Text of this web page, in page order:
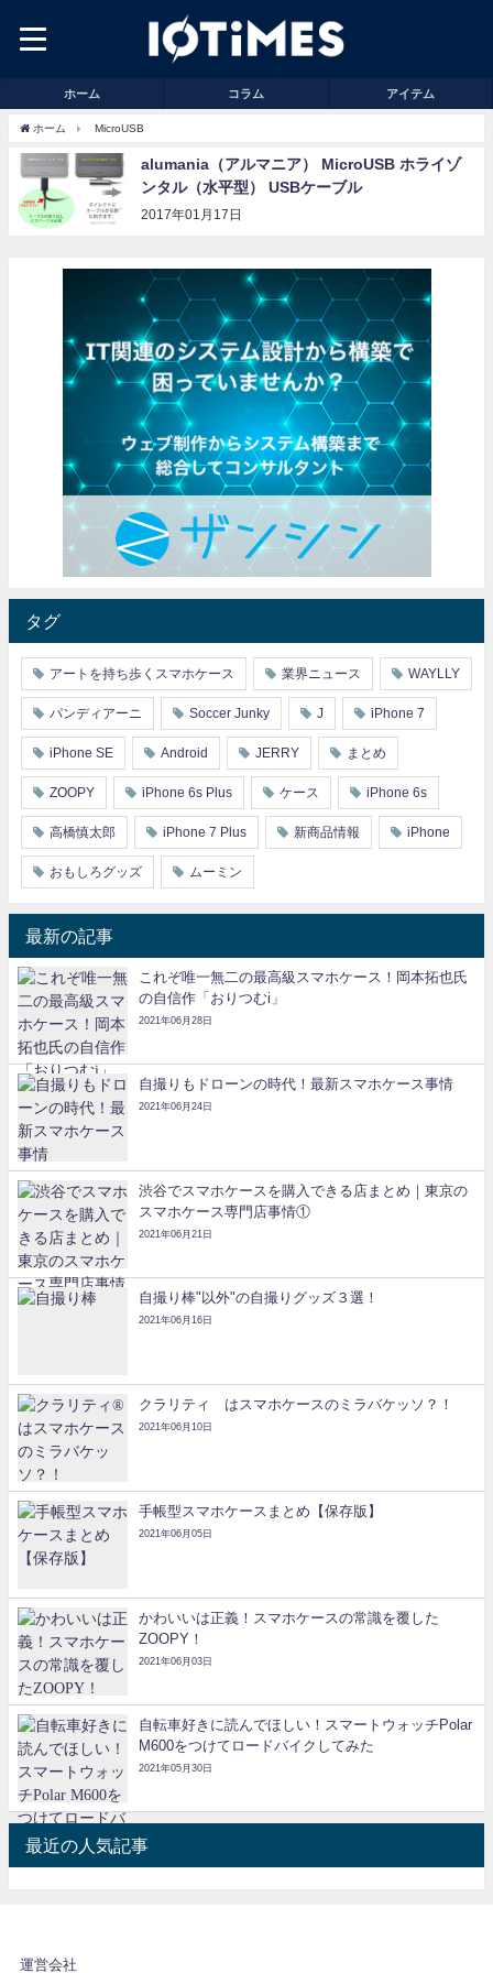
ホーム コラム アイテム
ホーム MicroUSB
alumania（アルマニア） MicroUSB ホライゾ
ンタル（水平型） USBケーブル
2017年01月17日
タグ
アートを持ち歩くスマホケース 業界ニュース WAYLLY
パンディアーニ Soccer Junky J iPhone 7
iPhone SE Android JERRY まとめ
ZOOPY iPhone 6s Plus ケース iPhone 6s
高橋慎太郎 iPhone 7 Plus 新商品情報 iPhone
おもしろグッズ ムーミン
最新の記事
これぞ唯一無二の最高級スマホケース！岡本拓也氏
の自信作「おりつむi」
2021年06月28日
自撮りもドローンの時代！最新スマホケース事情
2021年06月24日
渋谷でスマホケースを購入できる店まとめ｜東京の
スマホケース専門店事情①
2021年06月21日
自撮り棒"以外"の自撮りグッズ３選！
2021年06月16日
クラリティ®はスマホケースのミラバケッソ？！
2021年06月10日
手帳型スマホケースまとめ【保存版】
2021年06月05日
かわいいは正義！スマホケースの常識を覆した
ZOOPY！
2021年06月03日
自転車好きに読んでほしい！スマートウォッチPolar
M600をつけてロードバイクしてみた
2021年05月30日
最近の人気記事
運営会社